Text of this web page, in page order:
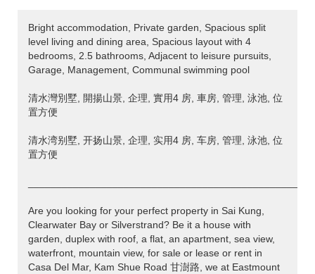
Bright accommodation, Private garden, Spacious split
level living and dining area, Spacious layout with 4
bedrooms, 2.5 bathrooms, Adjacent to leisure pursuits,
Garage, Management, Communal swimming pool
清水灣別墅, 開揚山景, 企理, 實用4 房, 車房, 管理, 泳池, 位
置方便
清水湾别墅, 开扬山景, 企理, 实用4 房, 车房, 管理, 泳池, 位
置方便
Are you looking for your perfect property in Sai Kung,
Clearwater Bay or Silverstrand? Be it a house with
garden, duplex with roof, a flat, an apartment, sea view,
waterfront, mountain view, for sale or lease or rent in
Casa Del Mar, Kam Shue Road 甘澍路, we at Eastmount